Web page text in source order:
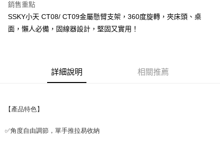
付款後全家取貨
每筆NT$65，滿NT$690(含以上)免運費
付款後7-11取貨
每筆NT$65，滿NT$690(含以上)免運費
每筆NT$100，滿NT$990(含以上)免運費
銷售重點
SSKY小天 CT08/ CT09金屬懸臂支架，360度旋轉，夾床頭、桌
面，懶人必備，固線器設計，堅固又實用！
詳細說明 相關推薦
【產品特色】
✅角度自由調節，單手推拉易收納